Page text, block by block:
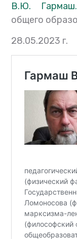
В.Ю. Гармаш.
общего
28.05.2023 г.